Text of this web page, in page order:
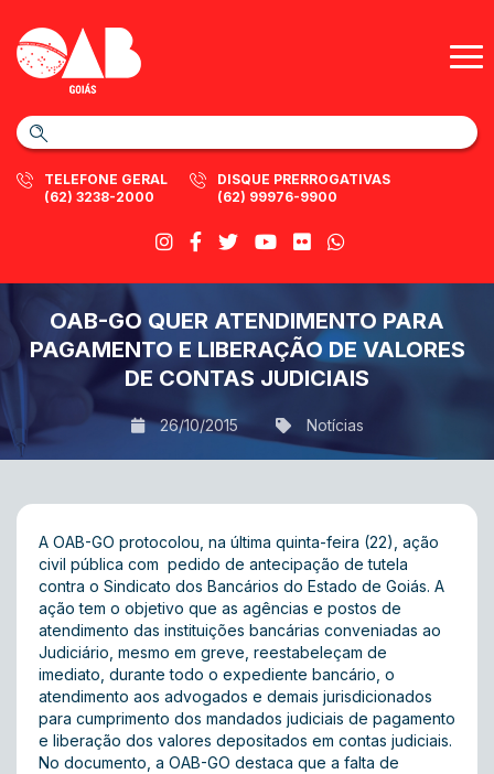
TELEFONE GERAL
(62) 3238-2000
DISQUE PRERROGATIVAS
(62) 99976-9900
OAB-GO QUER ATENDIMENTO PARA
PAGAMENTO E LIBERAÇÃO DE VALORES
DE CONTAS JUDICIAIS
26/10/2015 Notícias
A OAB-GO protocolou, na última quinta-feira (22), ação
civil pública com pedido de antecipação de tutela
contra o Sindicato dos Bancários do Estado de Goiás. A
ação tem o objetivo que as agências e postos de
atendimento das instituições bancárias conveniadas ao
Judiciário, mesmo em greve, reestabeleçam de
imediato, durante todo o expediente bancário, o
atendimento aos advogados e demais jurisdicionados
para cumprimento dos mandados judiciais de pagamento
e liberação dos valores depositados em contas judiciais.
No documento, a OAB-GO destaca que a falta de